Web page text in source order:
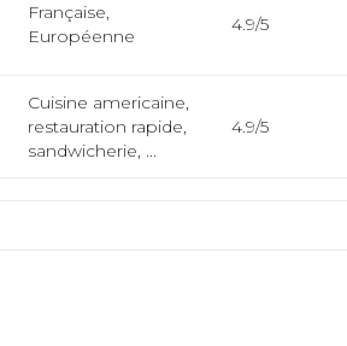
Française,
Européenne
4.9/5
Cuisine americaine,
restauration rapide,
sandwicherie, ...
4.9/5